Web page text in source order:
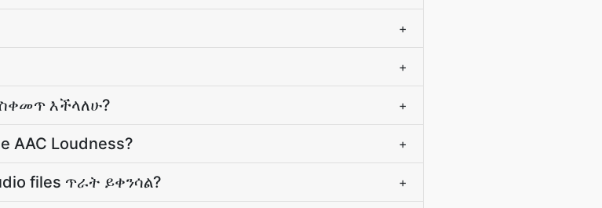
+
+
እችላለሁ? +
AAC Loudness? +
files ጥራት ይቀንሳል? +